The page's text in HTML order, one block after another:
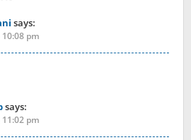
says:
pm
says:
pm